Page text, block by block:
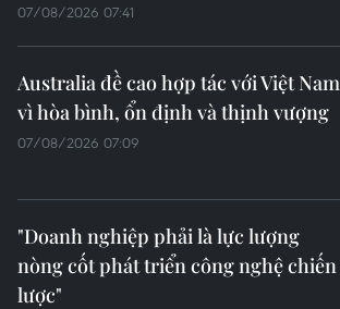
07/08/2026 07:41
Australia đề cao hợp tác với Việt Nam
vì hòa bình, ổn định và thịnh vượng
07/08/2026 07:09
"Doanh nghiệp phải là lực lượng
nòng cốt phát triển công nghệ chiến
lược"